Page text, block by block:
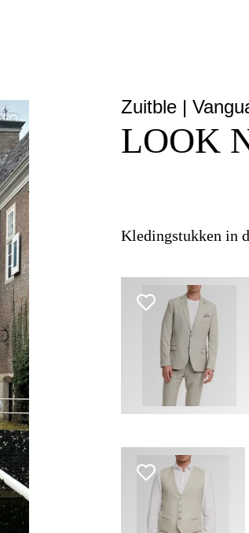
Zuitble |
LOOK
Kledingstukken in